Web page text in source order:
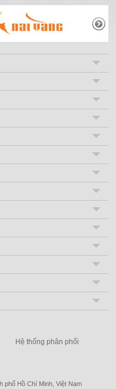
Hệ thống phân phối
phố Hồ Chí Minh, Việt Nam